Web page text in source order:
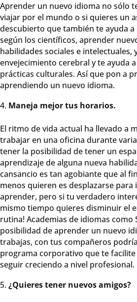
Aprender un nuevo idioma no sólo
viajar por el mundo o si quieres un
descubierto que también te ayuda
según los científicos, aprender
habilidades sociales e intelectuales,
envejecimiento cerebral y te ayuda
prácticas culturales. Así que pon a
aprendiendo un nuevo idioma.
Maneja mejor tus horarios.
El ritmo de vida actual ha llevado a
trabajar en una oficina durante
tener la posibilidad de tener un
aprendizaje de alguna nueva
cansancio es tan agobiante que al
menos quieren es desplazarse para
aprender, pero si tu verdadero
mismo tiempo quieres disminuir el
rutina! Academias de idiomas como
posibilidad de aprender un nuevo
trabajas, con tus compañeros
programa corporativo que te
seguir creciendo a nivel profesional.
¿Quieres tener nuevos amigos?